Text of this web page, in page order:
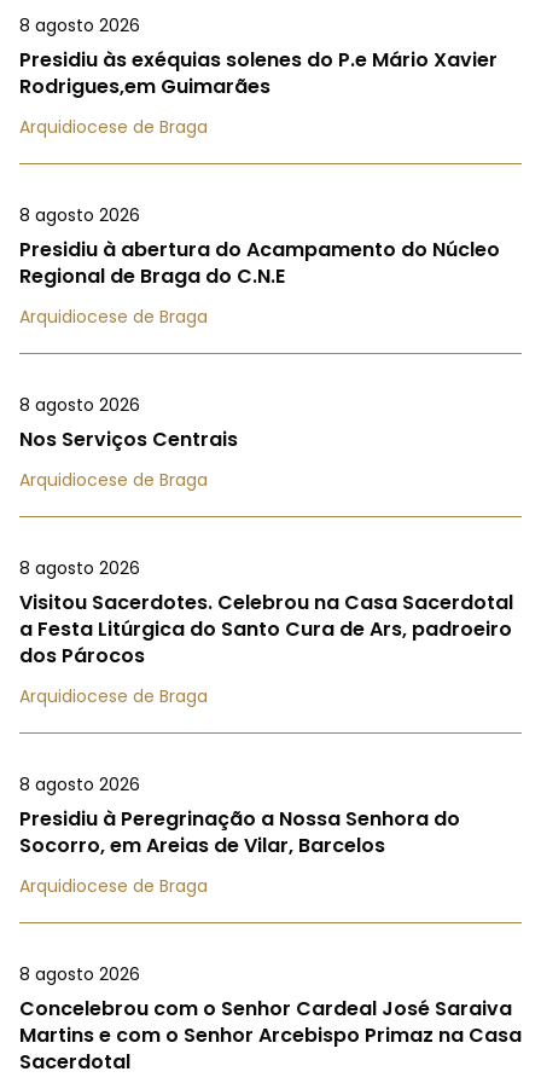
8 agosto 2026
Presidiu às exéquias solenes do P.e Mário Xavier
Rodrigues,em Guimarães
Arquidiocese de Braga
8 agosto 2026
Presidiu à abertura do Acampamento do Núcleo
Regional de Braga do C.N.E
Arquidiocese de Braga
8 agosto 2026
Nos Serviços Centrais
Arquidiocese de Braga
8 agosto 2026
Visitou Sacerdotes. Celebrou na Casa Sacerdotal
a Festa Litúrgica do Santo Cura de Ars, padroeiro
dos Párocos
Arquidiocese de Braga
8 agosto 2026
Presidiu à Peregrinação a Nossa Senhora do
Socorro, em Areias de Vilar, Barcelos
Arquidiocese de Braga
8 agosto 2026
Concelebrou com o Senhor Cardeal José Saraiva
Martins e com o Senhor Arcebispo Primaz na Casa
Sacerdotal